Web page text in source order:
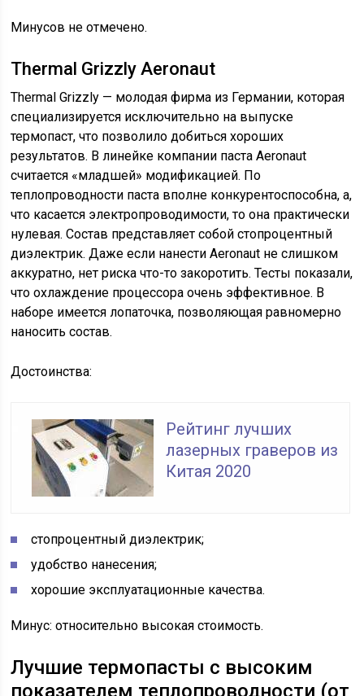
Минусов не отмечено.
Thermal Grizzly Aeronaut
Thermal Grizzly — молодая фирма из Германии, которая
специализируется исключительно на выпуске
термопаст, что позволило добиться хороших
результатов. В линейке компании паста Aeronaut
считается «младшей» модификацией. По
теплопроводности паста вполне конкурентоспособна, а,
что касается электропроводимости, то она практически
нулевая. Состав представляет собой стопроцентный
диэлектрик. Даже если нанести Aeronaut не слишком
аккуратно, нет риска что-то закоротить. Тесты показали,
что охлаждение процессора очень эффективное. В
наборе имеется лопаточка, позволяющая равномерно
наносить состав.
Достоинства:
Рейтинг лучших
лазерных граверов из
Китая 2020
стопроцентный диэлектрик;
удобство нанесения;
хорошие эксплуатационные качества.
Минус: относительно высокая стоимость.
Лучшие термопасты с высоким
показателем теплопроводности (от